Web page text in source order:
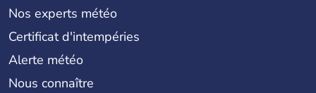
Nos experts météo
Certificat d'intempéries
Alerte météo
Nous connaître